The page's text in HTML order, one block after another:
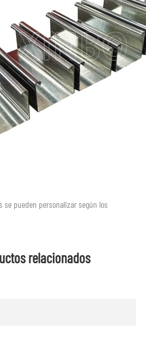
se pueden personalizar según los
relacionados